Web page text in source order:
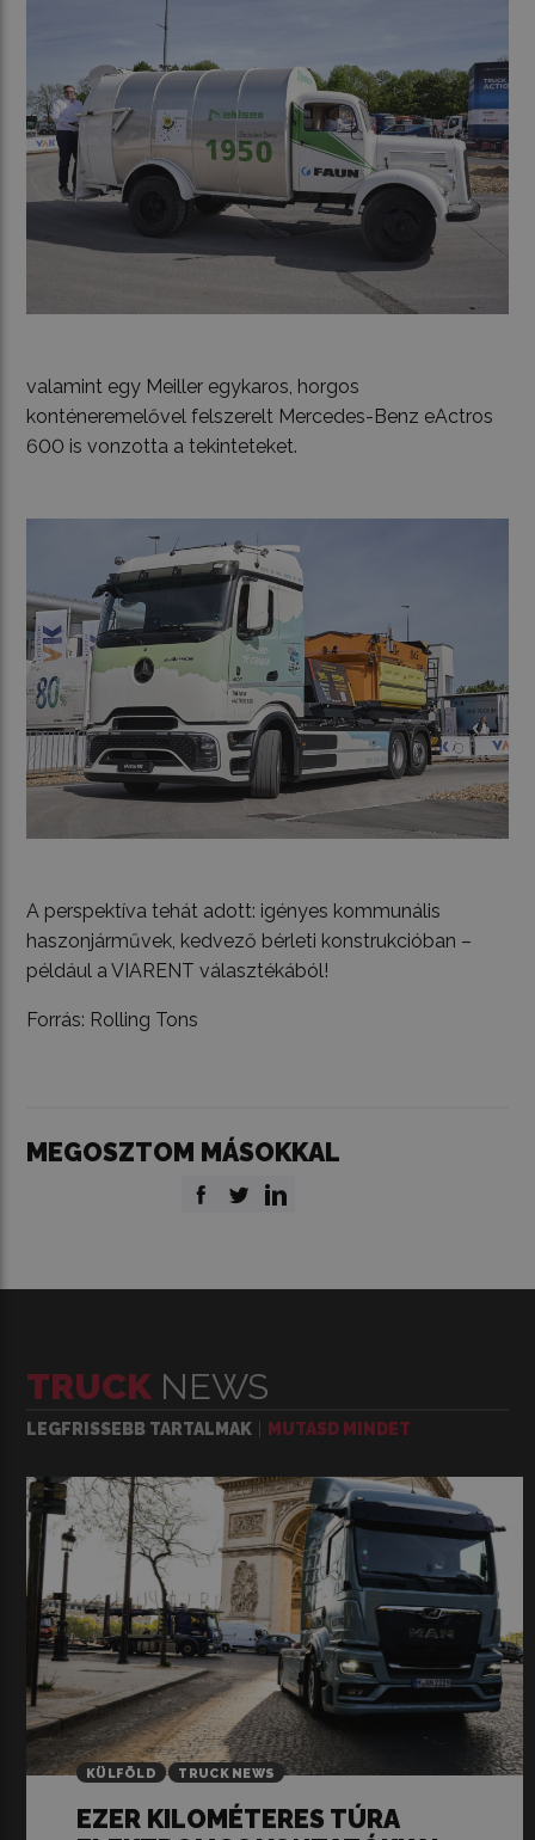
valamint egy Meiller egykaros, horgos
konténeremelővel felszerelt Mercedes-Benz eActros
600 is vonzotta a tekinteteket.
A perspektíva tehát adott: igényes kommunális
haszonjárművek, kedvező bérleti konstrukcióban –
például a VIARENT választékából!
Forrás: Rolling Tons
MEGOSZTOM MÁSOKKAL
TRUCK NEWS
LEGFRISSEBB TARTALMAK MUTASD MINDET
KÜLFÖLD TRUCK NEWS
EZER KILOMÉTERES TÚRA